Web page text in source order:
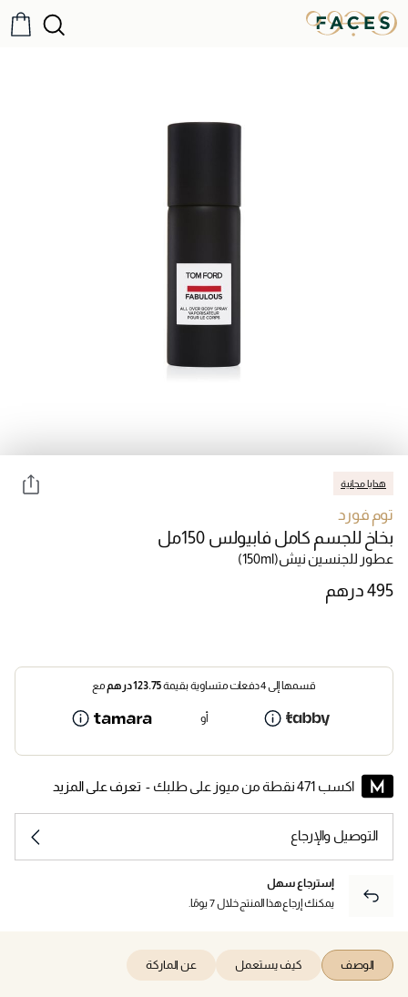
هدايا مجانية
توم فورد
بخاخ للجسم كامل فابيولس 150مل
عطور للجنسين نيش(150ml)
قسمها إلى 4 دفعات متساوية بقيمة 123.75درهممع
أو
اكسب 471 نقطة من ميوز على طلبك - تعرف على المزيد
التوصيل والإرجاع
إسترجاع سهل
يمكنك إرجاع هذا المنتج خلال 7 يومًا.
الوصف كيف يستعمل عن الماركة